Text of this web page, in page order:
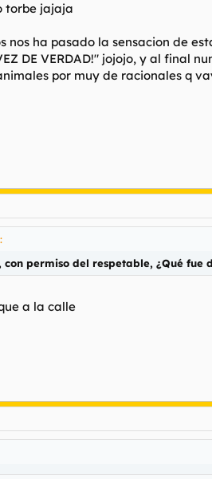
torbe jajaja
nos ha pasado la sensacion de
DE VERDAD!" jojojo, y al final
por muy de racionales q
permiso del respetable, ¿Qué
a la calle